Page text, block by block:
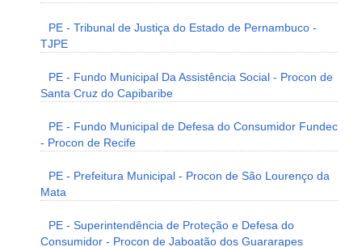
PE - Tribunal de Justiça do Estado de Pernambuco -
TJPE
PE - Fundo Municipal Da Assistência Social - Procon de
Santa Cruz do Capibaribe
PE - Fundo Municipal de Defesa do Consumidor Fundec
- Procon de Recife
PE - Prefeitura Municipal - Procon de São Lourenço da
Mata
PE - Superintendência de Proteção e Defesa do
Consumidor - Procon de Jaboatão dos Guararapes